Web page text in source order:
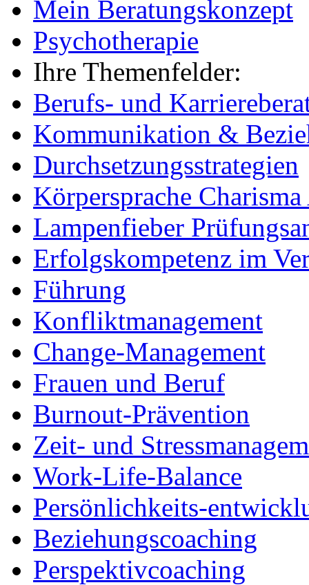
Mein Beratungskonzept
Psychotherapie
Ihre Themenfelder:
Berufs- und
Kommunikation &
Durchsetzungsstrategien
Körpersprache
Lampenfieber
Erfolgskompetenz im
Führung
Konfliktmanagement
Change-Management
Frauen und Beruf
Burnout-Prävention
Zeit- und
Work-Life-Balance
Persönlichkeits-
Beziehungscoaching
Perspektivcoaching